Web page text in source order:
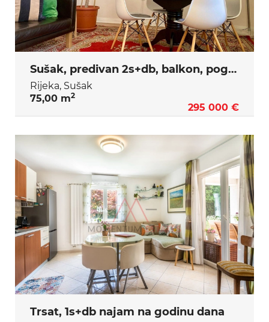
Sušak, predivan 2s+db, balkon, pogled
Rijeka, Sušak
75,00 m2
295 000 €
Trsat, 1s+db najam na godinu dana